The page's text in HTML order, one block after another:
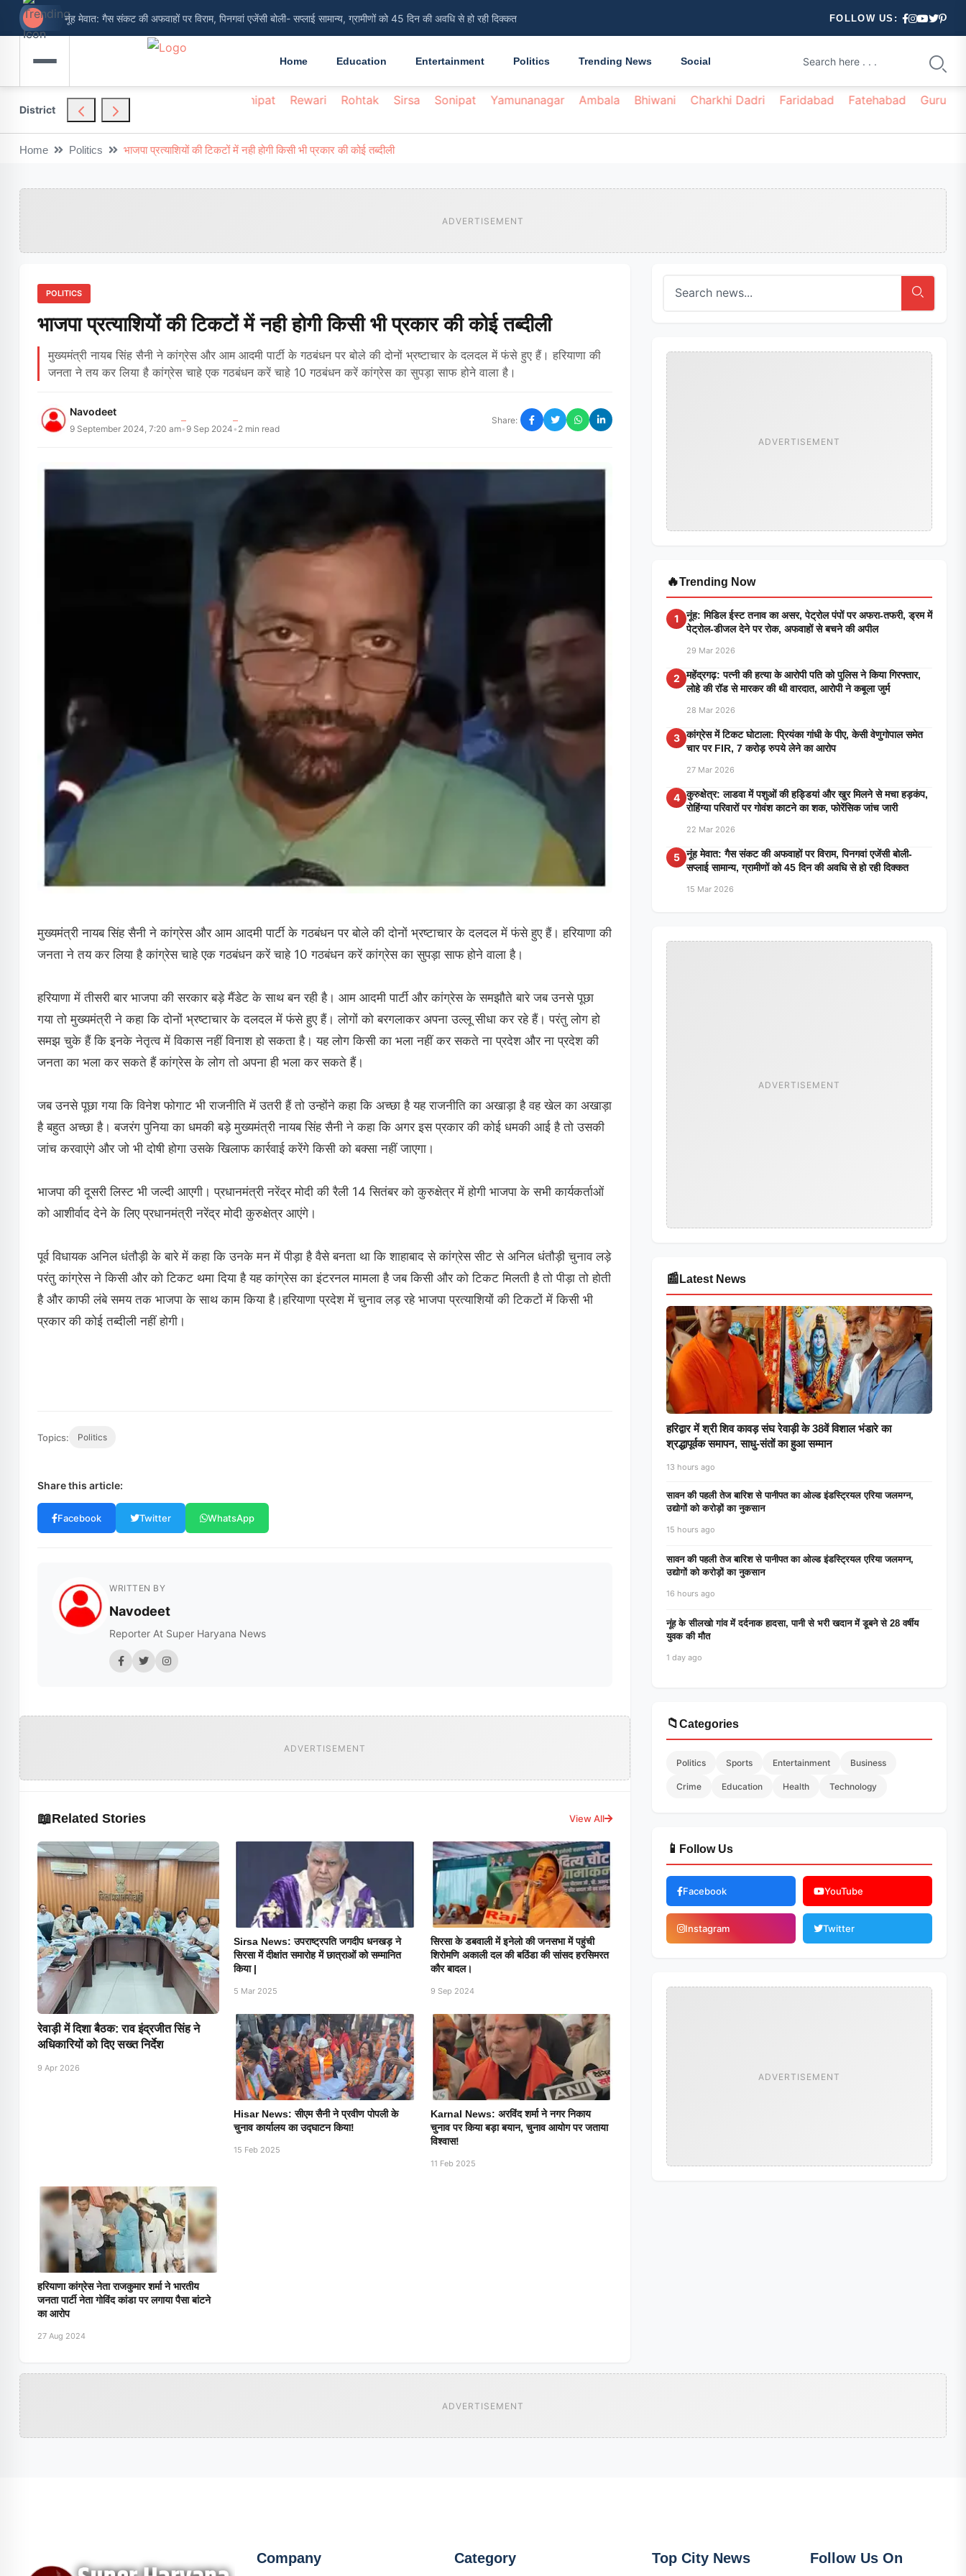
नूंह मेवात: गैस संकट की अफवाहों पर विराम, पिनगवां एजेंसी बोली- सप्लाई सामान्य, ग्रामीणों को 45 दिन की अवधि से हो रही दिक्कत FOLLOW US:
Home Education Entertainment Politics Trending News Social
District
Nuh Palwal Panipat Rewari Rohtak Sirsa Sonipat Yamunanagar Ambala Bhiwani Charkhi Dadri Faridabad Fatehabad
Home Politics भाजपा प्रत्याशियों की टिकटों में नही होगी किसी भी प्रकार की कोई तब्दीली
ADVERTISEMENT
POLITICS
भाजपा प्रत्याशियों की टिकटों में नही होगी किसी भी प्रकार की कोई तब्दीली
मुख्यमंत्री नायब सिंह सैनी ने कांग्रेस और आम आदमी पार्टी के गठबंधन पर बोले की दोनों भ्रष्टाचार के दलदल में फंसे हुए हैं। हरियाणा की
जनता ने तय कर लिया है कांग्रेस चाहे एक गठबंधन करें चाहे 10 गठबंधन करें कांग्रेस का सुपड़ा साफ होने वाला है।
Navodeet
9 September 2024, 7:20 am• 9 Sep 2024• 2 min read
Share:
मुख्यमंत्री नायब सिंह सैनी ने कांग्रेस और आम आदमी पार्टी के गठबंधन पर बोले की दोनों भ्रष्टाचार के दलदल में फंसे हुए हैं। हरियाणा की
जनता ने तय कर लिया है कांग्रेस चाहे एक गठबंधन करें चाहे 10 गठबंधन करें कांग्रेस का सुपड़ा साफ होने वाला है।
हरियाणा में तीसरी बार भाजपा की सरकार बड़े मैंडेट के साथ बन रही है। आम आदमी पार्टी और कांग्रेस के समझौते बारे जब उनसे पूछा
गया तो मुख्यमंत्री ने कहा कि दोनों भ्रष्टाचार के दलदल में फंसे हुए हैं। लोगों को बरगलाकर अपना उल्लू सीधा कर रहे हैं। परंतु लोग हो
समझ चुके हैं कि इनके नेतृत्व में विकास नहीं विनाश हो सकता है। यह लोग किसी का भला नहीं कर सकते ना प्रदेश और ना प्रदेश की
जनता का भला कर सकते हैं कांग्रेस के लोग तो अपना ही भला कर सकते हैं।
जब उनसे पूछा गया कि विनेश फोगाट भी राजनीति में उतरी हैं तो उन्होंने कहा कि अच्छा है यह राजनीति का अखाड़ा है वह खेल का अखाड़ा
है बहुत अच्छा है। बजरंग पुनिया का धमकी बड़े मुख्यमंत्री नायब सिंह सैनी ने कहा कि अगर इस प्रकार की कोई धमकी आई है तो उसकी
जांच करवाएंगे और जो भी दोषी होगा उसके खिलाफ कार्रवाई करेंगे किसी को बक्सा नहीं जाएगा।
भाजपा की दूसरी लिस्ट भी जल्दी आएगी। प्रधानमंत्री नरेंद्र मोदी की रैली 14 सितंबर को कुरुक्षेत्र में होगी भाजपा के सभी कार्यकर्ताओं
को आशीर्वाद देने के लिए प्रधानमंत्री नरेंद्र मोदी कुरुक्षेत्र आएंगे।
पूर्व विधायक अनिल धंतौड़ी के बारे में कहा कि उनके मन में पीड़ा है वैसे बनता था कि शाहाबाद से कांग्रेस सीट से अनिल धंतौड़ी चुनाव लड़े
परंतु कांग्रेस ने किसी और को टिकट थमा दिया है यह कांग्रेस का इंटरनल मामला है जब किसी और को टिकट मिलती है तो पीड़ा तो होती
है और काफी लंबे समय तक भाजपा के साथ काम किया है।हरियाणा प्रदेश में चुनाव लड़ रहे भाजपा प्रत्याशियों की टिकटों में किसी भी
प्रकार की कोई तब्दीली नहीं होगी।
Topics: Politics
Share this article:
Facebook Twitter WhatsApp
WRITTEN BY
Navodeet
Reporter At Super Haryana News
ADVERTISEMENT
📖Related Stories View All
रेवाड़ी में दिशा बैठक: राव इंद्रजीत सिंह ने
अधिकारियों को दिए सख्त निर्देश
9 Apr 2026
Sirsa News: उपराष्ट्रपति जगदीप धनखड़ ने
सिरसा में दीक्षांत समारोह में छात्राओं को सम्मानित
किया |
5 Mar 2025
सिरसा के डबवाली में इनेलो की जनसभा में पहुंची
शिरोमणि अकाली दल की बठिंडा की सांसद हरसिमरत
कौर बादल।
9 Sep 2024
Hisar News: सीएम सैनी ने प्रवीण पोपली के
चुनाव कार्यालय का उद्घाटन किया!
15 Feb 2025
Karnal News: अरविंद शर्मा ने नगर निकाय
चुनाव पर किया बड़ा बयान, चुनाव आयोग पर जताया
विश्वास!
11 Feb 2025
हरियाणा कांग्रेस नेता राजकुमार शर्मा ने भारतीय
जनता पार्टी नेता गोविंद कांडा पर लगाया पैसा बांटने
का आरोप
27 Aug 2024
ADVERTISEMENT
🔥Trending Now
1
नूंह: मिडिल ईस्ट तनाव का असर, पेट्रोल पंपों पर अफरा-तफरी, ड्रम में
पेट्रोल-डीजल देने पर रोक, अफवाहों से बचने की अपील
29 Mar 2026
2
महेंद्रगढ़: पत्नी की हत्या के आरोपी पति को पुलिस ने किया गिरफ्तार,
लोहे की रॉड से मारकर की थी वारदात, आरोपी ने कबूला जुर्म
28 Mar 2026
3 कांग्रेस में टिकट घोटाला: प्रियंका गांधी के पीए, केसी वेणुगोपाल समेत
चार पर FIR, 7 करोड़ रुपये लेने का आरोप
27 Mar 2026
4 कुरुक्षेत्र: लाडवा में पशुओं की हड्डियां और खुर मिलने से मचा हड़कंप,
रोहिंग्या परिवारों पर गोवंश काटने का शक, फोरेंसिक जांच जारी
22 Mar 2026
5 नूंह मेवात: गैस संकट की अफवाहों पर विराम, पिनगवां एजेंसी बोली-
सप्लाई सामान्य, ग्रामीणों को 45 दिन की अवधि से हो रही दिक्कत
15 Mar 2026
ADVERTISEMENT
📰 Latest News
हरिद्वार में श्री शिव कावड़ संघ रेवाड़ी के 38वें विशाल भंडारे का
श्रद्धापूर्वक समापन, साधु-संतों का हुआ सम्मान
13 hours ago
सावन की पहली तेज बारिश से पानीपत का ओल्ड इंडस्ट्रियल एरिया जलमग्न,
उद्योगों को करोड़ों का नुकसान
15 hours ago
सावन की पहली तेज बारिश से पानीपत का ओल्ड इंडस्ट्रियल एरिया जलमग्न,
उद्योगों को करोड़ों का नुकसान
16 hours ago
नूंह के सीलखो गांव में दर्दनाक हादसा, पानी से भरी खदान में डूबने से 28 वर्षीय
युवक की मौत
1 day ago
📁Categories
Politics Sports Entertainment Business
Crime Education Health Technology
📱 Follow Us
Facebook YouTube
Instagram Twitter
ADVERTISEMENT
ADVERTISEMENT
Company Category Top City News Follow Us On